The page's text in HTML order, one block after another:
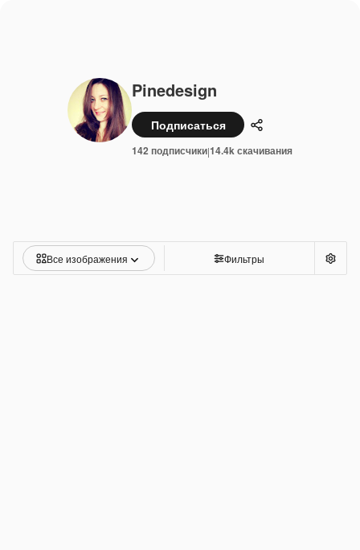
Pinedesign
Подписаться Поделиться
142 подписчики|14.4k скачивания
Все изображения Фильтры